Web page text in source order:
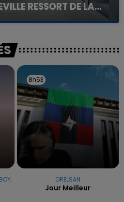
RESSORT DE LA...
contre la clinique qui a
8h53
8h53
ORELSAN
Jour Meilleur